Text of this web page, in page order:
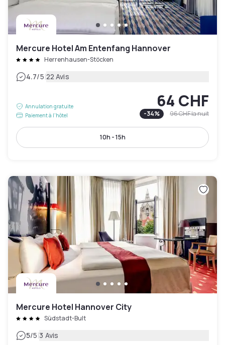
Mercure Hotel Am Entenfang Hannover
Herrenhausen-Stöcken
4.7/5|22 Avis
Annulation gratuite
Paiement à l'hôtel
64 CHF
-34% 96 CHFla nuit
10h - 15h
Mercure Hotel Hannover City
Südstadt-Bult
5/5|3 Avis